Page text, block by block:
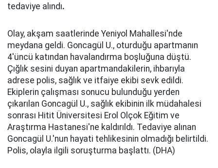
tedaviye alındı.
Olay, akşam saatlerinde Yeniyol Mahallesi'nde
meydana geldi. Goncagül U., oturduğu apartmanın
4'üncü katından havalandırma boşluğuna düştü.
Çığlık sesini duyan apartmandakilerin, ihbarıyla
adrese polis, sağlık ve itfaiye ekibi sevk edildi.
Ekiplerin çalışması sonucu bulunduğu yerden
çıkarılan Goncagül U., sağlık ekibinin ilk müdahalesi
sonrası Hitit Üniversitesi Erol Olçok Eğitim ve
Araştırma Hastanesi'ne kaldırıldı. Tedaviye alınan
Goncagül U.'nun hayati tehlikesinin olmadığı belirtildi.
Polis, olayla ilgili soruşturma başlattı. (DHA)